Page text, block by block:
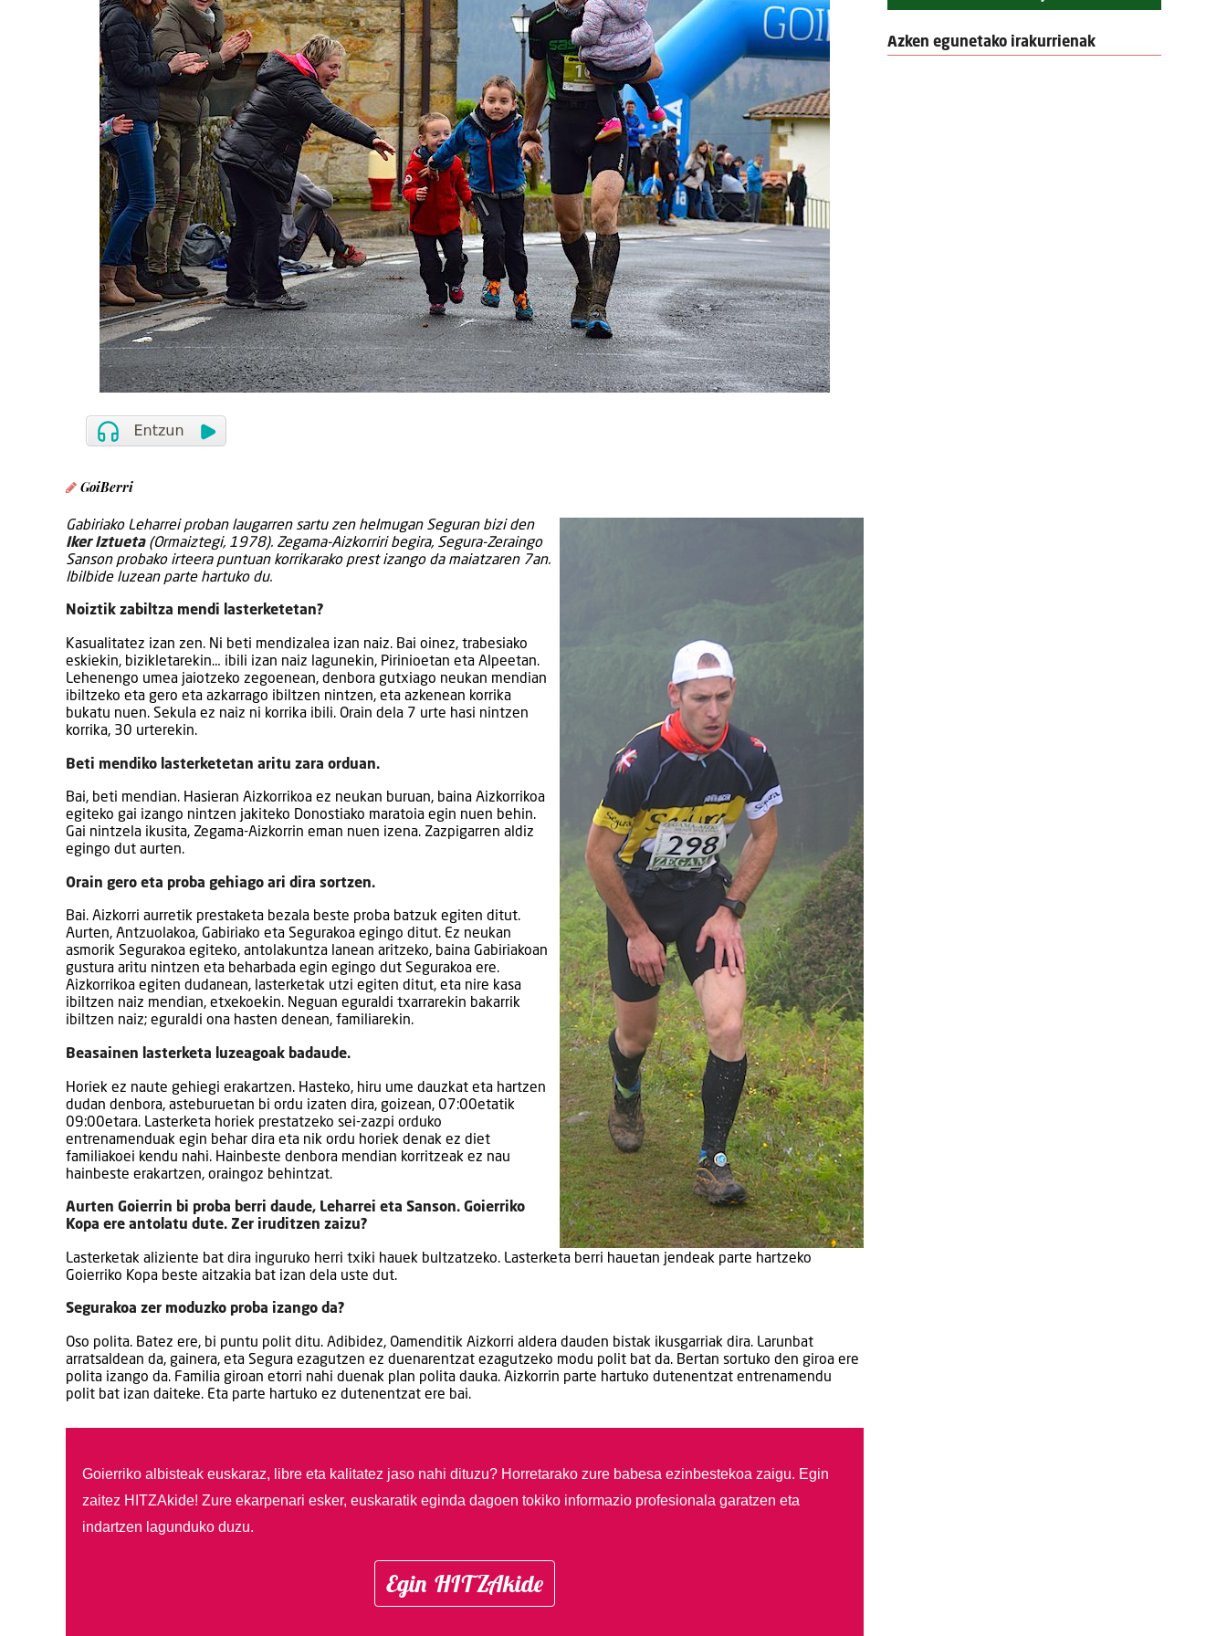
GoiBerri
Gabiriako Leharrei proban laugarren sartu zen helmugan Seguran bizi den
Iker Iztueta(Ormaiztegi, 1978). Zegama-Aizkorriri begira, Segura-Zeraingo
Sanson probako irteera puntuan korrikarako prest izango da maiatzaren 7an.
Ibilbide luzean parte hartuko du.
Noiztik zabiltza mendi lasterketetan?
Kasualitatez izan zen. Ni beti mendizalea izan naiz. Bai oinez, trabesiako
eskiekin, bizikletarekin… ibili izan naiz lagunekin, Pirinioetan eta Alpeetan.
Lehenengo umea jaiotzeko zegoenean, denbora gutxiago neukan mendian
ibiltzeko eta gero eta azkarrago ibiltzen nintzen, eta azkenean korrika
bukatu nuen. Sekula ez naiz ni korrika ibili. Orain dela 7 urte hasi nintzen
korrika, 30 urterekin.
Beti mendiko lasterketetan aritu zara orduan.
Bai, beti mendian. Hasieran Aizkorrikoa ez neukan buruan, baina Aizkorrikoa
egiteko gai izango nintzen jakiteko Donostiako maratoia egin nuen behin.
Gai nintzela ikusita, Zegama-Aizkorrin eman nuen izena. Zazpigarren aldiz
egingo dut aurten.
Orain gero eta proba gehiago ari dira sortzen.
Bai. Aizkorri aurretik prestaketa bezala beste proba batzuk egiten ditut.
Aurten, Antzuolakoa, Gabiriako eta Segurakoa egingo ditut. Ez neukan
asmorik Segurakoa egiteko, antolakuntza lanean aritzeko, baina Gabiriakoan
gustura aritu nintzen eta beharbada egin egingo dut Segurakoa ere.
Aizkorrikoa egiten dudanean, lasterketak utzi egiten ditut, eta nire kasa
ibiltzen naiz mendian, etxekoekin. Neguan eguraldi txarrarekin bakarrik
ibiltzen naiz; eguraldi ona hasten denean, familiarekin.
Beasainen lasterketa luzeagoak badaude.
Horiek ez naute gehiegi erakartzen. Hasteko, hiru ume dauzkat eta hartzen
dudan denbora, asteburuetan bi ordu izaten dira, goizean, 07:00etatik
09:00etara. Lasterketa horiek prestatzeko sei-zazpi orduko
entrenamenduak egin behar dira eta nik ordu horiek denak ez diet
familiakoei kendu nahi. Hainbeste denbora mendian korritzeak ez nau
hainbeste erakartzen, oraingoz behintzat.
Aurten Goierrin bi proba berri daude, Leharrei eta Sanson. Goierriko
Kopa ere antolatu dute. Zer iruditzen zaizu?
Lasterketak aliziente bat dira inguruko herri txiki hauek bultzatzeko. Lasterketa berri hauetan jendeak parte hartzeko
Goierriko Kopa beste aitzakia bat izan dela uste dut.
Segurakoa zer moduzko proba izango da?
Oso polita. Batez ere, bi puntu polit ditu. Adibidez, Oamenditik Aizkorri aldera dauden bistak ikusgarriak dira. Larunbat
arratsaldean da, gainera, eta Segura ezagutzen ez duenarentzat ezagutzeko modu polit bat da. Bertan sortuko den giroa ere
polita izango da. Familia giroan etorri nahi duenak plan polita dauka. Aizkorrin parte hartuko dutenentzat entrenamendu
polit bat izan daiteke. Eta parte hartuko ez dutenentzat ere bai.
Goierriko albisteak euskaraz, libre eta kalitatez jaso nahi dituzu? Horretarako zure babesa ezinbestekoa zaigu. Egin
zaitez HITZAkide! Zure ekarpenari esker, euskaratik eginda dagoen tokiko informazio profesionala garatzen eta
indartzen lagunduko duzu.
Egin HITZAkide
Azken egunetako irakurrienak